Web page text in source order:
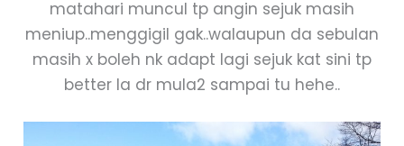
matahari muncul tp angin sejuk masih
meniup..menggigil gak..walaupun da sebulan
masih x boleh nk adapt lagi sejuk kat sini tp
better la dr mula2 sampai tu hehe..